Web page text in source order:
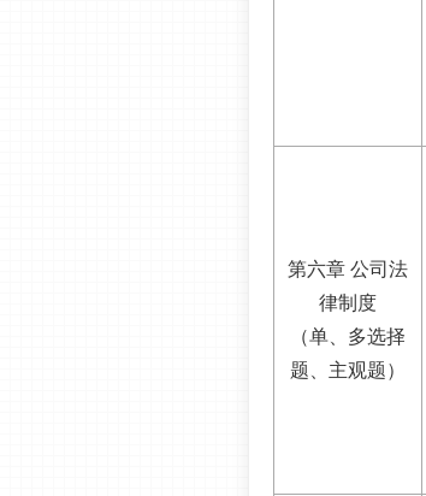
第六章 公司法
律制度
（单、多选择
题、主观题）